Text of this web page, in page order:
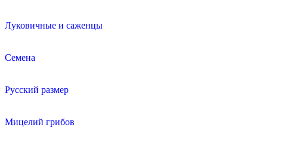
Луковичные и саженцы
Семена
Русский размер
Мицелий грибов